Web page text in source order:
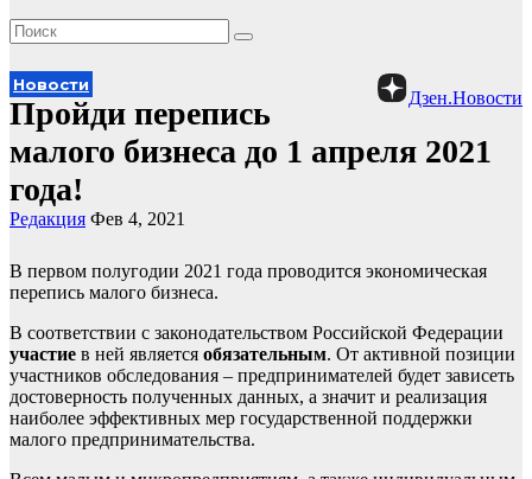
Дзен.Новости
Новости
Пройди перепись
малого бизнеса до 1 апреля 2021
года!
Редакция Фев 4, 2021
В первом полугодии 2021 года проводится экономическая
перепись малого бизнеса.
В соответствии с законодательством Российской Федерации
участие в ней является обязательным. От активной позиции
участников обследования – предпринимателей будет зависеть
достоверность полученных данных, а значит и реализация
наиболее эффективных мер государственной поддержки
малого предпринимательства.